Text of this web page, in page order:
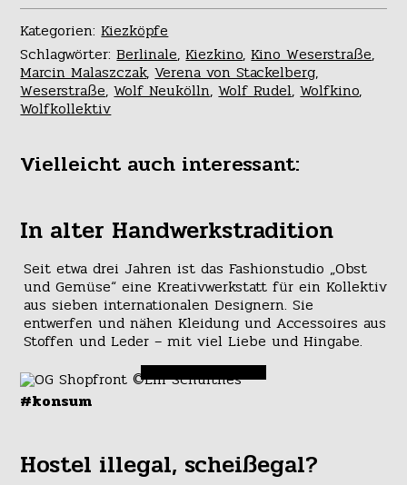
Kategorien:Kiezköpfe
Schlagwörter:Berlinale,Kiezkino,Kino Weserstraße,
Marcin Malaszczak,Verena von Stackelberg,
Weserstraße,Wolf Neukölln,Wolf Rudel,Wolfkino,
Wolfkollektiv
Vielleicht auch interessant:
In alter Handwerkstradition
Seit etwa drei Jahren ist das Fashionstudio „Obst
und Gemüse“ eine Kreativwerkstatt für ein Kollektiv
aus sieben internationalen Designern. Sie
entwerfen und nähen Kleidung und Accessoires aus
Stoffen und Leder – mit viel Liebe und Hingabe.
#konsum
Hostel illegal, scheißegal?